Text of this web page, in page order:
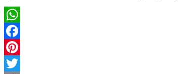
WhatsApp
Facebook
Pinterest